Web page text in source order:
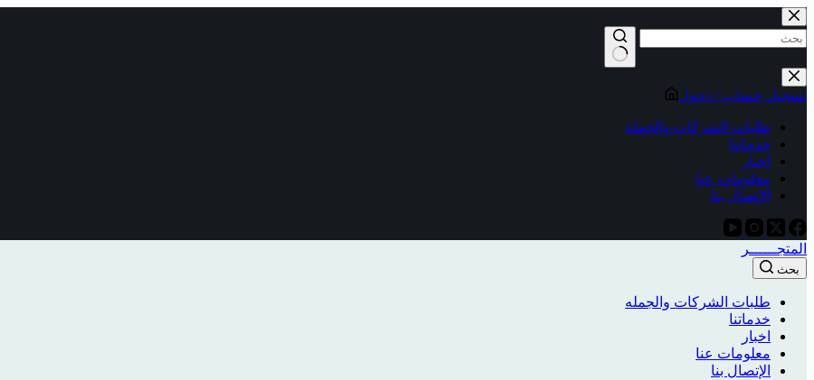
تسجيل حساب / دخول
طلبات الشركات والجمله
خدماتنا
اخبار
معلومات عنا
الإتصال بنا
المتجــــــر
بحث
طلبات الشركات والجمله
خدماتنا
اخبار
معلومات عنا
الإتصال بنا